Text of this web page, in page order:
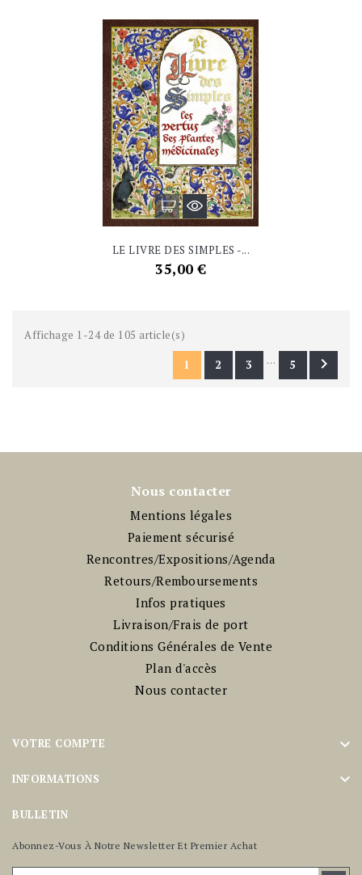
LE LIVRE DES SIMPLES -...
Prix
35,00 €
Affichage 1-24 de 105 article(s)
1 2 3 … 5 
Nous contacter
Mentions légales
Paiement sécurisé
Rencontres/Expositions/Agenda
Retours/Remboursements
Infos pratiques
Livraison/Frais de port
Conditions Générales de Vente
Plan d'accès
Nous contacter
VOTRE COMPTE 
INFORMATIONS 
BULLETIN
Abonnez-Vous À Notre Newsletter Et Premier Achat